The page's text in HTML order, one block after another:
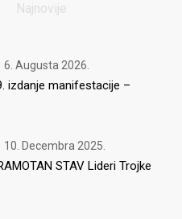
Najnovije
6. Augusta 2026.
izdanje manifestacije –
10. Decembra 2025.
STAV Lideri Trojke